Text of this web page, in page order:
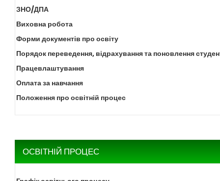
ЗНО/ДПА
Виховна робота
Форми документів про освіту
Порядок переведення, відрахування та поновлення
Працевлаштування
Оплата за навчання
Положення про освітній процес
ОСВІТНІЙ ПРОЦЕС